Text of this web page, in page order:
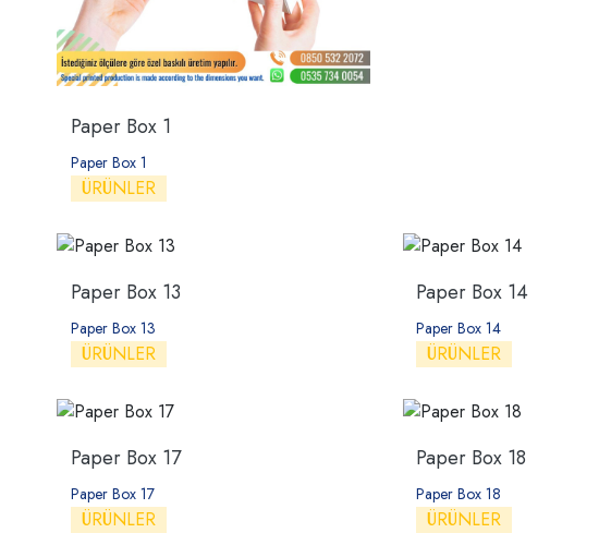
Paper Box 1
Paper Box 1
ÜRÜNLER
Paper Box 13
Paper Box 13
ÜRÜNLER
Paper Box 14
Paper Box 14
ÜRÜNLER
Paper Box 17
Paper Box 17
ÜRÜNLER
Paper Box 18
Paper Box 18
ÜRÜNLER